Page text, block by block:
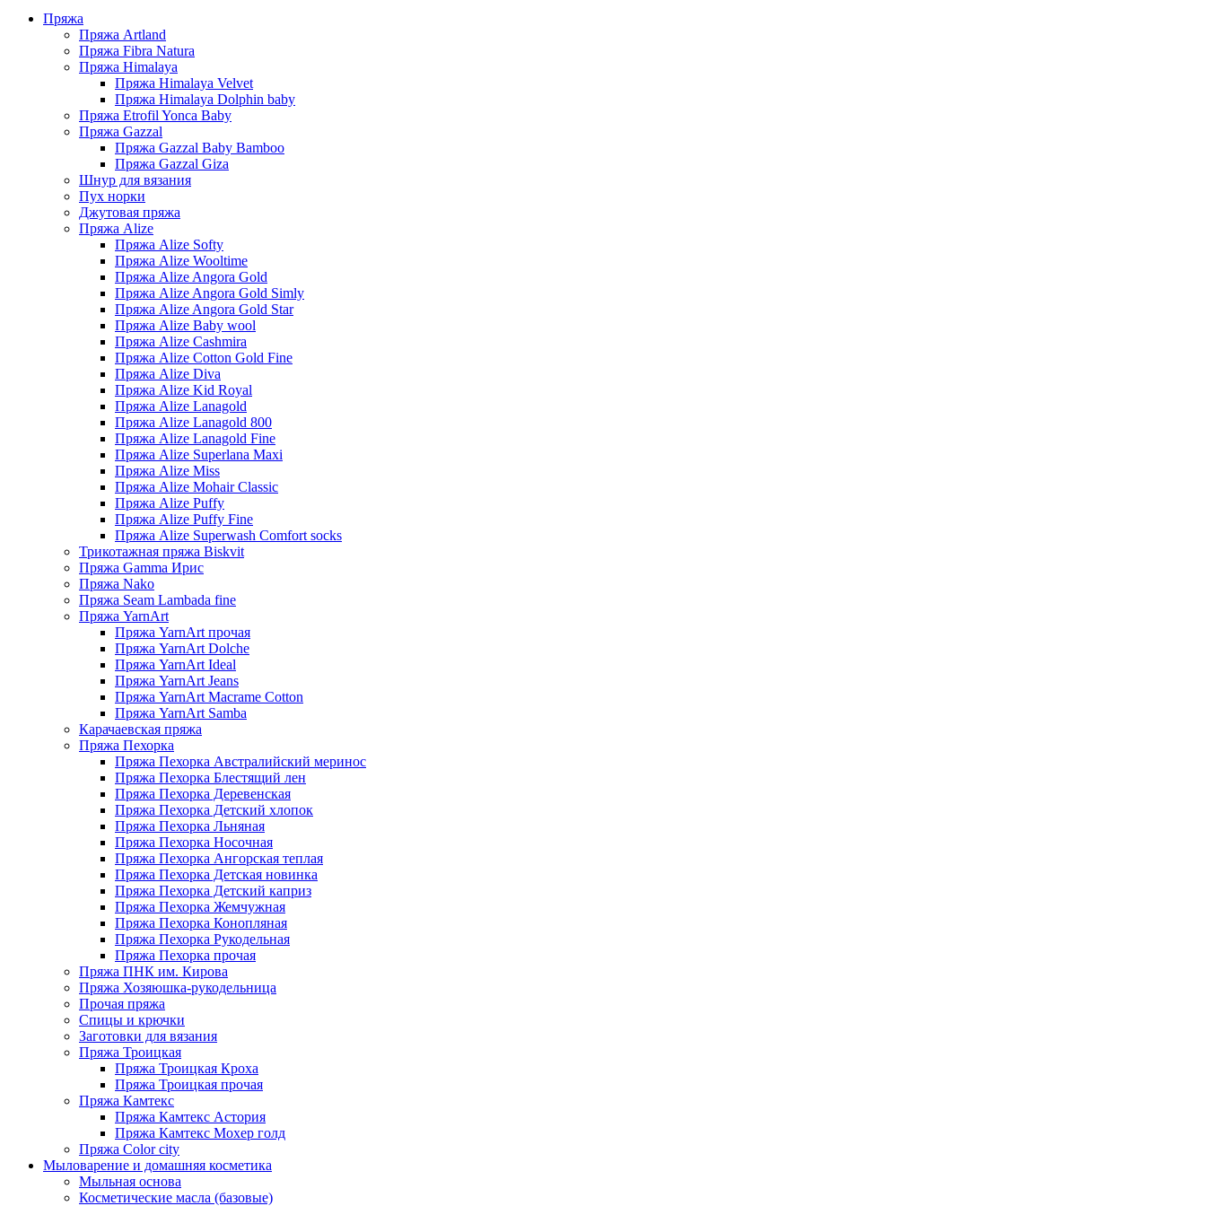
Пряжа
Пряжа Artland
Пряжа Fibra Natura
Пряжа Himalaya
Пряжа Himalaya Velvet
Пряжа Himalaya Dolphin baby
Пряжа Etrofil Yonca Baby
Пряжа Gazzal
Пряжа Gazzal Baby Bamboo
Пряжа Gazzal Giza
Шнур для вязания
Пух норки
Джутовая пряжа
Пряжа Alize
Пряжа Alize Softy
Пряжа Alize Wooltime
Пряжа Alize Angora Gold
Пряжа Alize Angora Gold Simly
Пряжа Alize Angora Gold Star
Пряжа Alize Baby wool
Пряжа Alize Cashmira
Пряжа Alize Cotton Gold Fine
Пряжа Alize Diva
Пряжа Alize Kid Royal
Пряжа Alize Lanagold
Пряжа Alize Lanagold 800
Пряжа Alize Lanagold Fine
Пряжа Alize Superlana Maxi
Пряжа Alize Miss
Пряжа Alize Mohair Classic
Пряжа Alize Puffy
Пряжа Alize Puffy Fine
Пряжа Alize Superwash Comfort socks
Трикотажная пряжа Biskvit
Пряжа Gamma Ирис
Пряжа Nako
Пряжа Seam Lambada fine
Пряжа YarnArt
Пряжа YarnArt прочая
Пряжа YarnArt Dolche
Пряжа YarnArt Ideal
Пряжа YarnArt Jeans
Пряжа YarnArt Macrame Cotton
Пряжа YarnArt Samba
Карачаевская пряжа
Пряжа Пехорка
Пряжа Пехорка Австралийский меринос
Пряжа Пехорка Блестящий лен
Пряжа Пехорка Деревенская
Пряжа Пехорка Детский хлопок
Пряжа Пехорка Льняная
Пряжа Пехорка Носочная
Пряжа Пехорка Ангорская теплая
Пряжа Пехорка Детская новинка
Пряжа Пехорка Детский каприз
Пряжа Пехорка Жемчужная
Пряжа Пехорка Конопляная
Пряжа Пехорка Рукодельная
Пряжа Пехорка прочая
Пряжа ПНК им. Кирова
Пряжа Хозяюшка-рукодельница
Прочая пряжа
Спицы и крючки
Заготовки для вязания
Пряжа Троицкая
Пряжа Троицкая Кроха
Пряжа Троицкая прочая
Пряжа Камтекс
Пряжа Камтекс Астория
Пряжа Камтекс Мохер голд
Пряжа Color city
Мыловарение и домашняя косметика
Мыльная основа
Косметические масла (базовые)